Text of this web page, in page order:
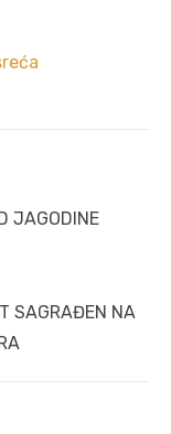
JAGODINE
SAGRAĐEN NA